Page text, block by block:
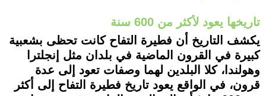
تاريخها يعود لأكثر من 600 سنة
يكشف التاريخ أن فطيرة التفاح كانت تحظى بشعبية
كبيرة في القرون الماضية في بلدان مثل إنجلترا
وهولندا، كلا البلدين لهما وصفات تعود إلى عدة
قرون، في الواقع يعود تاريخ فطيرة التفاح إلى أكثر